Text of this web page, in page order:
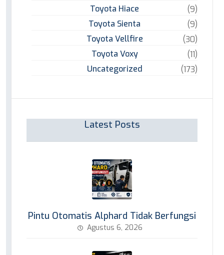
Toyota Hiace
(9)
Toyota Sienta
(9)
Toyota Vellfire
(30)
Toyota Voxy
(11)
Uncategorized
(173)
Latest Posts
Pintu Otomatis Alphard Tidak Berfungsi
Agustus 6, 2026